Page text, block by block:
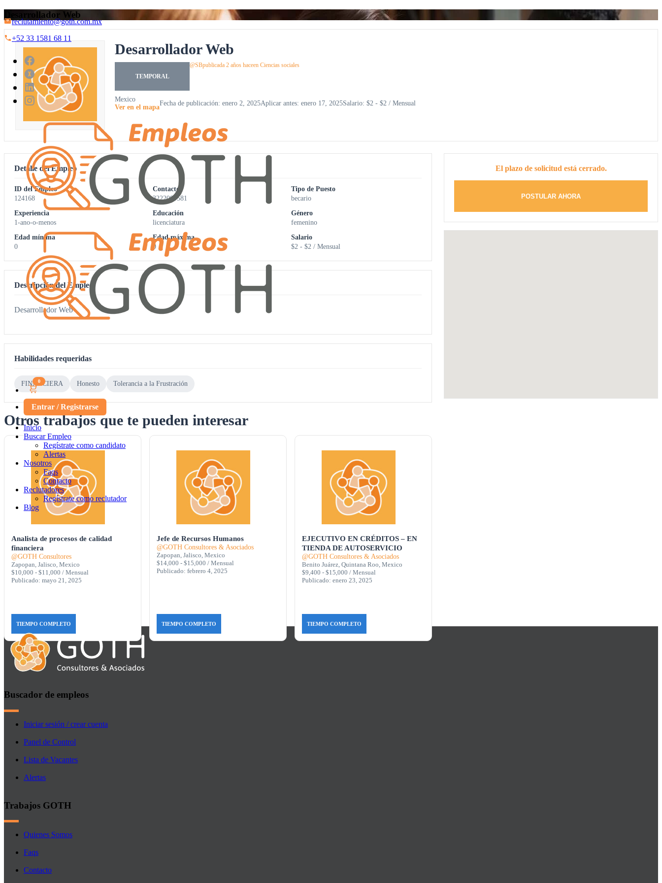
reclutamiento@goth.com.mx
+52 33 1581 68 11
0
Entrar / Registrarse
Inicio
Buscar Empleo
Regístrate como candidato
Alertas
Nosotros
Faqs
Contacto
Reclutadores
Regístrate como reclutador
Blog
Desarrollador Web
Desarrollador Web
TEMPORAL
@SBpublicada 2 años haceen Ciencias sociales
Mexico
Ver en el mapa
Fecha de publicación: enero 2, 2025Aplicar antes: enero 17, 2025Salario: $2 - $2 / Mensual
Detalle del Empleo
ID del Empleo
124168
Contacto
3222009581
Tipo de Puesto
becario
Experiencia
1-ano-o-menos
Educación
licenciatura
Género
femenino
Edad mínima
0
Edad máxima
0
Salario
$2 - $2 / Mensual
Descripción del Empleo
Desarrollador Web
Habilidades requeridas
FINANCIERA Honesto Tolerancia a la Frustración
Otros trabajos que te pueden interesar
Analista de procesos de calidad
financiera
@GOTH Consultores
Zapopan, Jalisco, Mexico
$10,000 - $11,000 / Mensual
Publicado: mayo 21, 2025
TIEMPO COMPLETO
Jefe de Recursos Humanos
@GOTH Consultores & Asociados
Zapopan, Jalisco, Mexico
$14,000 - $15,000 / Mensual
Publicado: febrero 4, 2025
TIEMPO COMPLETO
EJECUTIVO EN CRÉDITOS – EN
TIENDA DE AUTOSERVICIO
@GOTH Consultores & Asociados
Benito Juárez, Quintana Roo, Mexico
$9,400 - $15,000 / Mensual
Publicado: enero 23, 2025
TIEMPO COMPLETO
El plazo de solicitud está cerrado.
POSTULAR AHORA
Buscador de empleos
Iniciar sesión / crear cuenta
Panel de Control
Lista de Vacantes
Alertas
Trabajos GOTH
Quienes Somos
Faqs
Contacto